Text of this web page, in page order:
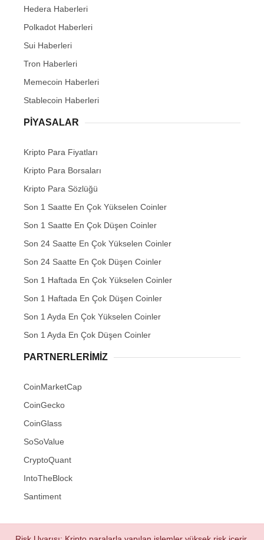
Hedera Haberleri
Polkadot Haberleri
Sui Haberleri
Tron Haberleri
Memecoin Haberleri
Stablecoin Haberleri
PIYASALAR
Kripto Para Fiyatları
Kripto Para Borsaları
Kripto Para Sözlüğü
Son 1 Saatte En Çok Yükselen Coinler
Son 1 Saatte En Çok Düşen Coinler
Son 24 Saatte En Çok Yükselen Coinler
Son 24 Saatte En Çok Düşen Coinler
Son 1 Haftada En Çok Yükselen Coinler
Son 1 Haftada En Çok Düşen Coinler
Son 1 Ayda En Çok Yükselen Coinler
Son 1 Ayda En Çok Düşen Coinler
PARTNERLERIMIZ
CoinMarketCap
CoinGecko
CoinGlass
SoSoValue
CryptoQuant
IntoTheBlock
Santiment